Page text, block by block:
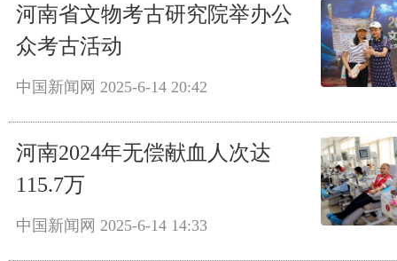
河南省文物考古研究院举办公
众考古活动
中国新闻网 2025-6-14 20:42
河南2024年无偿献血人次达
115.7万
中国新闻网 2025-6-14 14:33